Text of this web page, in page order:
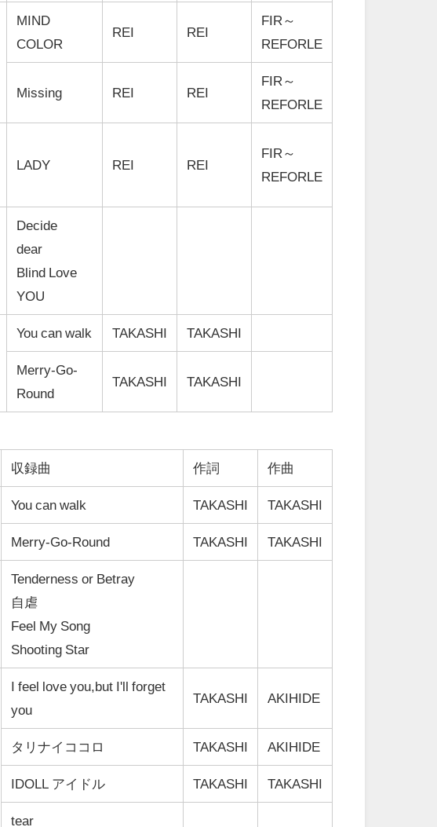
MIND
COLOR
REI REI
FIR～
REFORLE
Missing REI REI
FIR～
REFORLE
LADY REI REI
FIR～
REFORLE
Decide
dear
Blind Love
YOU
You can walk TAKASHI TAKASHI
Merry-Go-
Round
TAKASHI TAKASHI
収録曲 作詞 作曲
You can walk TAKASHI TAKASHI
Merry-Go-Round TAKASHI TAKASHI
Tenderness or Betray
自虐
Feel My Song
Shooting Star
I feel love you,but I'll forget
you
TAKASHI AKIHIDE
タリナイココロ TAKASHI AKIHIDE
IDOLL アイドル TAKASHI TAKASHI
tear